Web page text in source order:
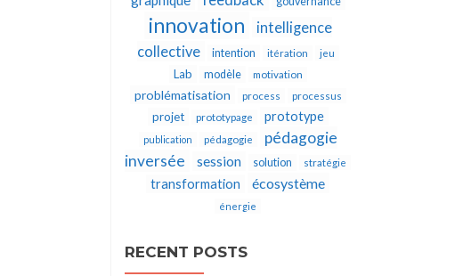
innovation
intelligence
collective
intention itération jeu
Lab modèle motivation
problématisation process processus
projet prototypage prototype
publication pédagogie
pédagogie
inversée
session solution stratégie
transformation écosystème
énergie
RECENT POSTS